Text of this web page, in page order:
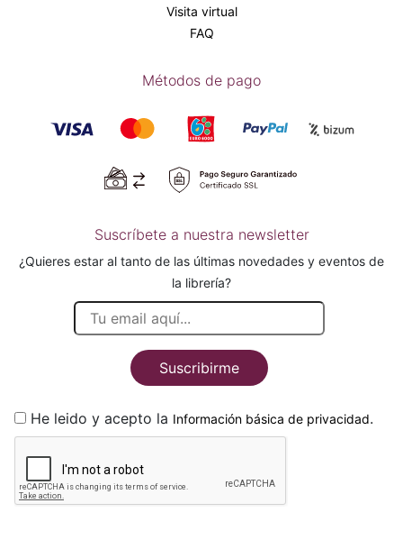
Visita virtual
FAQ
Métodos de pago
Suscríbete a nuestra newsletter
¿Quieres estar al tanto de las últimas novedades y eventos de
la librería?
Suscribirme
He leido y acepto la Información básica de privacidad.